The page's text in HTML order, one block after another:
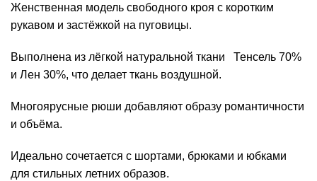
Женственная модель свободного кроя с коротким
рукавом и застёжкой на пуговицы.
Выполнена из лёгкой натуральной ткани
Тенсель 70%
и Лен 30%, что делает ткань воздушной.
Многоярусные рюши добавляют образу романтичности
и объёма.
Идеально сочетается с шортами, брюками и юбками
для стильных летних образов.